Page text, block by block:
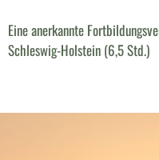
Eine anerkannte
Schleswig-Holstein (6,5 Std.)